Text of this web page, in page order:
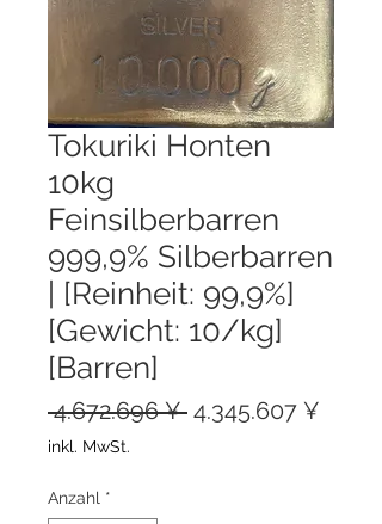
Tokuriki Honten
10kg
Feinsilberbarren
999,9% Silberbarren
| [Reinheit: 99,9%]
[Gewicht: 10/kg]
[Barren]
4.672.696 ¥ Standardpreis
4.345.607 ¥
inkl. MwSt.
Anzahl *